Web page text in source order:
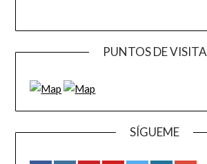
PUNTOS DE VISITA
SÍGUEME